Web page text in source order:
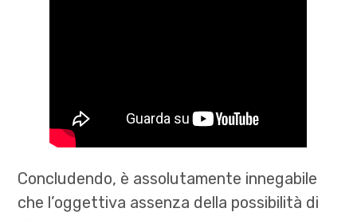
Concludendo, è assolutamente innegabile
che l’oggettiva assenza della possibilità di